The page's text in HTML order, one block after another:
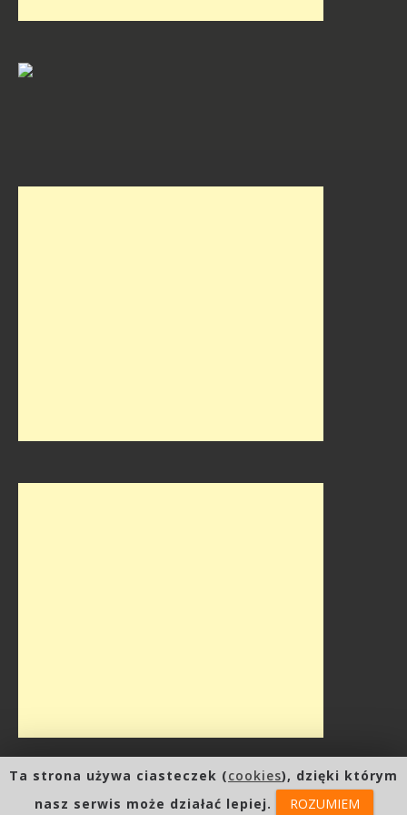
Copyright Blog Nowe Brzmienia 2020. Wszystkie prawa zastrzeżone.
Ta strona używa ciasteczek (cookies), dzięki którym
nasz serwis może działać lepiej.
ROZUMIEM